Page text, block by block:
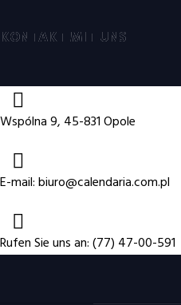
KONTAKT MIT UNS
Wspólna 9, 45-831 Opole
E-mail:biuro@calendaria.com.pl
Rufen Sie uns an: (77) 47-00-591